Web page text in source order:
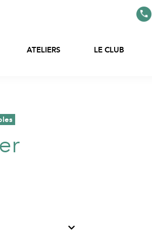
stock
personnalisables
ATELIERS LE CLUB